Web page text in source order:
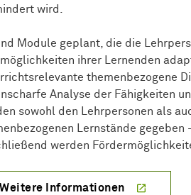
wird.
Module geplant, die die
ihrer Lernenden
themenbezogene
Analyse der Fähigkeiten
sowohl den Lehrpersonen als
Lernstände gegeben
werden
Weitere Informationen